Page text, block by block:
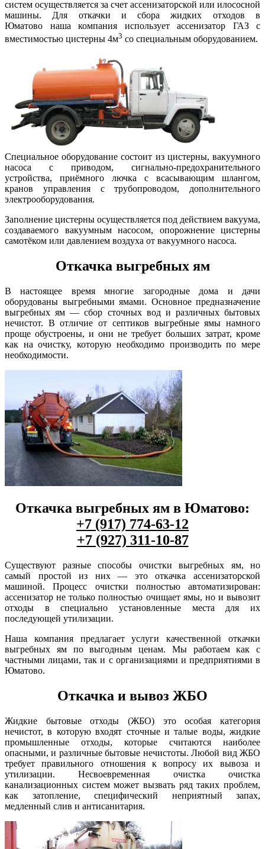
систем осуществляется за счет ассенизаторской или илососной
машины. Для откачки и сбора жидких отходов в
Юматово наша компания использует ассенизатор ГАЗ с
вместимостью цистерны 4м3 со специальным оборудованием.
Специальное оборудование состоит из цистерны, вакуумного
насоса с приводом, сигнально-предохранительного
устройства, приёмного лючка с всасывающим шлангом,
кранов управления с трубопроводом, дополнительного
электрооборудования.
Заполнение цистерны осуществляется под действием вакуума,
создаваемого вакуумным насосом, опорожнение цистерны
самотёком или давлением воздуха от вакуумного насоса.
Откачка выгребных ям
В настоящее время многие загородные дома и дачи
оборудованы выгребными ямами. Основное предназначение
выгребных ям — сбор сточных вод и различных бытовых
нечистот. В отличие от септиков выгребные ямы намного
проще обустроены, и они не требует больших затрат, кроме
как на очистку, которую необходимо производить по мере
необходимости.
Откачка выгребных ям в Юматово:
+7 (917) 774-63-12
+7 (927) 311-10-87
Существуют разные способы очистки выгребных ям, но
самый простой из них — это откачка ассенизаторской
машиной. Процесс очистки полностью автоматизирован:
ассенизатор не только полностью очищает ямы, но и вывозит
отходы в специально установленные места для их
последующей утилизации.
Наша компания предлагает услуги качественной откачки
выгребных ям по выгодным ценам. Мы работаем как с
частными лицами, так и с организациями и предприятиями в
Юматово.
Откачка и вывоз ЖБО
Жидкие бытовые отходы (ЖБО) это особая категория
нечистот, в которую входят сточные и талые воды, жидкие
промышленные отходы, которые считаются наиболее
опасными, и различные бытовые нечистоты. Любой вид ЖБО
требует правильного отношения к вопросу их вывоза и
утилизации. Несвоевременная очистка очистка
канализационных систем может вызвать ряд таких проблем,
как затопление, специфический неприятный запах,
медленный слив и антисанитария.